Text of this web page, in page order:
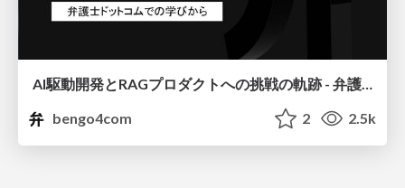
AI駆動開発とRAGプロダクトへの挑戦の軌跡 - 弁護士ドットコムでの学びから -
bengo4com
2 2.5k